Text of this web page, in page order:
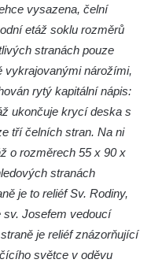
vysazena, čelní
etáž soklu rozměrů
stranách pouze
vykrajovanými nárožími,
rytý kapitální nápis:
ukončuje krycí deska s
tří čelních stran. Na ni
o rozměrech 55 x 90 x
stranách
je to reliéf Sv. Rodiny,
sv. Josefem vedoucí
je reliéf znázorňující
světce v oděvu